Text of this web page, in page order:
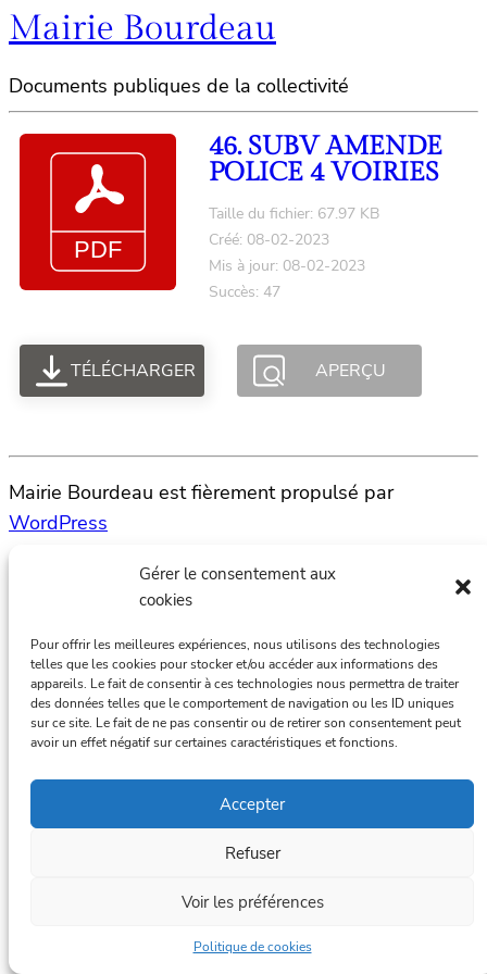
Gérer le consentement aux
cookies
Pour offrir les meilleures expériences, nous utilisons des technologies
telles que les cookies pour stocker et/ou accéder aux informations des
appareils. Le fait de consentir à ces technologies nous permettra de traiter
des données telles que le comportement de navigation ou les ID uniques
sur ce site. Le fait de ne pas consentir ou de retirer son consentement peut
avoir un effet négatif sur certaines caractéristiques et fonctions.
Accepter
Refuser
Voir les préférences
Politique de cookies
Mairie Bourdeau
Documents publiques de la collectivité
46. SUBV AMENDE
POLICE 4 VOIRIES
Taille du fichier: 67.97 KB
Créé: 08-02-2023
Mis à jour: 08-02-2023
Succès: 47
TÉLÉCHARGER APERÇU
Mairie Bourdeau est fièrement propulsé par
WordPress